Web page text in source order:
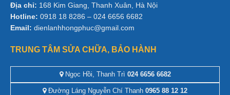
Địa chỉ: 168 Kim Giang, Thanh Xuân, Hà Nội
Hotline: 0918 18 8286 – 024 6656 6682
Email: dienlanhhongphuc@gmail.com
TRUNG TÂM SỬA CHỮA, BẢO HÀNH
Ngọc Hồi, Thanh Trì 024 6656 6682
Đường Láng Nguyễn Chí Thanh 0965 88 12 12